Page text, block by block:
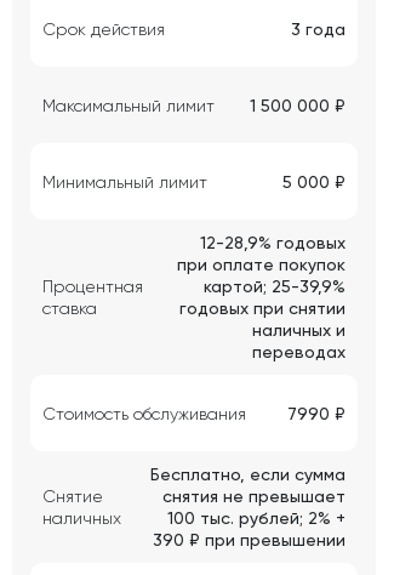
Срок действия 3 года
Максимальный лимит 1 500 000 ₽
Минимальный лимит 5 000 ₽
Процентная
ставка
12-28,9% годовых
при оплате покупок
картой; 25-39,9%
годовых при снятии
наличных и
переводах
Стоимость обслуживания 7990 ₽
Снятие
наличных
Бесплатно, если сумма
снятия не превышает
100 тыс. рублей; 2% +
390 ₽ при превышении